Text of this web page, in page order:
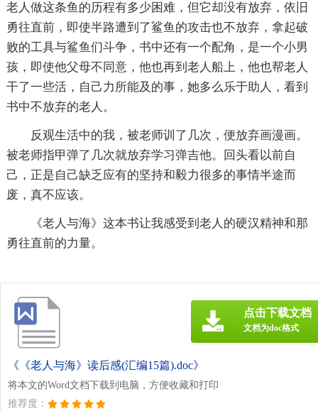
老人做这条鱼的历程有多少困难，但它却没有放弃，依旧
勇往直前，即使半路遭到了鲨鱼的攻击也不放弃，拿起破
败的工具与鲨鱼们斗争，书中还有一个配角，是一个小男
孩，即使他父母不同意，他也再到老人船上，他也帮老人
干了一些活，自己力所能及的事，她多么乐于助人，看到
书中不放弃的老人。
反观生活中的我，被老师训了几次，便放弃画漫画。
被老师指甲弹了几次就放弃学习弹吉他。回头看以前自
己，正是自己缺乏应有的坚持和毅力很多的事情半途而
废，真不应该。
《老人与海》这本书让我感受到老人的硬汉精神和那
勇往直前的力量。
《《老人与海》读后感(汇编15篇).doc》
将本文的Word文档下载到电脑，方便收藏和打印
推荐度：
点击下载文档
文档为doc格式